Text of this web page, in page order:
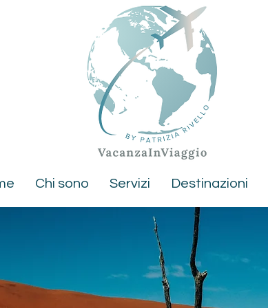
Chi sono Servizi Destinazioni